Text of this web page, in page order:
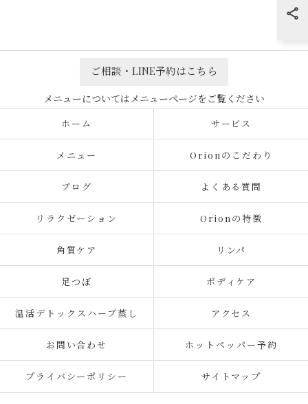
ご相談・LINE予約はこちら
ホーム サービス
メニュー Orionのこだわり
ブログ よくある質問
リラクゼーション Orionの特徴
角質ケア リンパ
足つぼ ボディケア
温活デトックスハーブ蒸し アクセス
お問い合わせ ホットペッパー予約
プライバシーポリシー サイトマップ